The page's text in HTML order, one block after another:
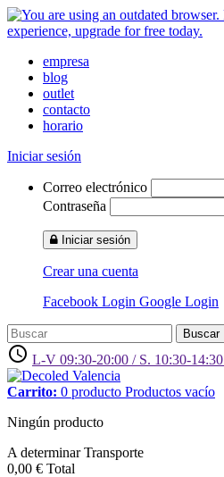
empresa
blog
outlet
contacto
horario
Iniciar sesión
Correo electrónico
Contraseña
Iniciar sesión
Crear una cuenta
Facebook Login Google Login
Buscar
access_time L-V 09:30-20:00 / S. 10:30-14:30
Carrito: 0 producto Productos vacío
Ningún producto
A determinarTransporte
0,00 € Total